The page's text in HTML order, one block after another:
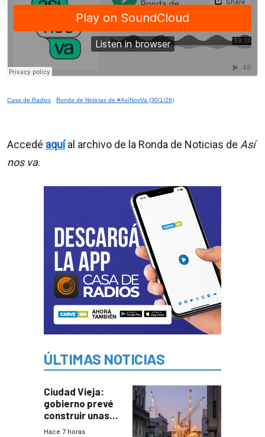
Casa de Radios · Ronda de Noticias de #AsíNosVa (30/1/26)
Accedé aquíal archivo de la Ronda de Noticias de Así
nos va.
ÚLTIMAS NOTICIAS
Ciudad Vieja:
gobierno prevé
construir unas
mil viviendas en
Hace 7 horas